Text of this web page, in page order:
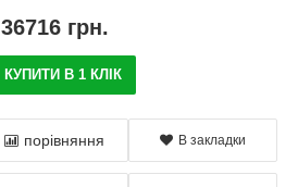
36716 грн.
КУПИТИ В 1 КЛІК
порівняння В закладки